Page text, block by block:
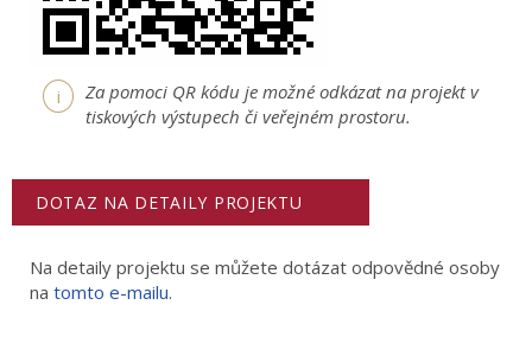
i
Za pomoci QR kódu je možné odkázat na projekt v
tiskových výstupech či veřejném prostoru.
DOTAZ NA DETAILY PROJEKTU
Na detaily projektu se můžete dotázat odpovědné osoby
na tomto e-mailu.